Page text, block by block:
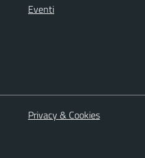
Eventi
Privacy & Cookies